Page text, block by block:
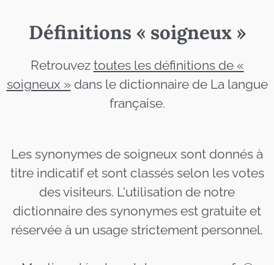
Définitions « soigneux »
Retrouvez toutes les définitions de «
soigneux »dans le dictionnaire de La langue
française.
Les synonymes de soigneux sont donnés à
titre indicatif et sont classés selon les votes
des visiteurs. L'utilisation de notre
dictionnaire des synonymes est gratuite et
réservée à un usage strictement personnel.